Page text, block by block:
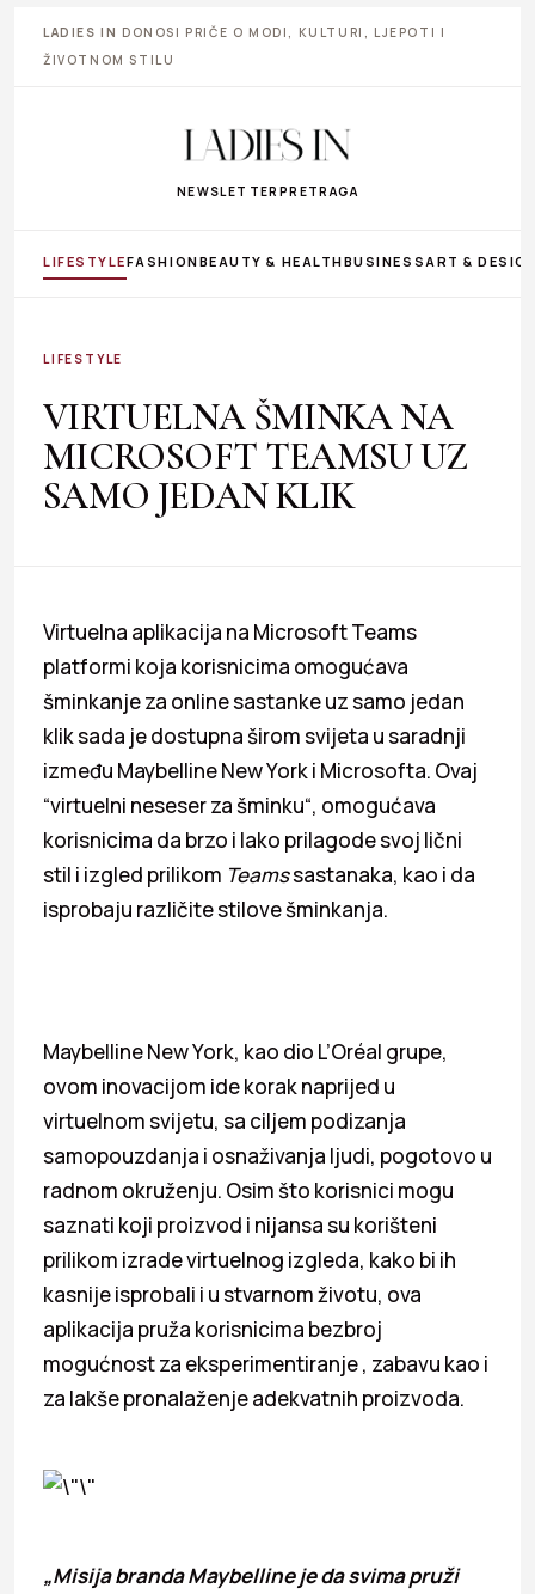
LADIES IN DONOSI PRIČE O MODI, KULTURI, LJEPOTI I
ŽIVOTNOM STILU
NEWSLETTER PRETRAGA
LIFESTYLEFASHIONBEAUTY & HEALTHBUSINESS ART &
LIFESTYLE
VIRTUELNA ŠMINKA NA
MICROSOFT TEAMSU UZ
SAMO JEDAN KLIK
Virtuelna aplikacija na Microsoft Teams
platformi koja korisnicima omogućava
šminkanje za online sastanke uz samo jedan
klik sada je dostupna širom svijeta u saradnji
između Maybelline New York i Microsofta. Ovaj
“virtuelni neseser za šminku“, omogućava
korisnicima da brzo i lako prilagode svoj lični
stil i izgled prilikom Teamssastanaka, kao i da
isprobaju različite stilove šminkanja.
Maybelline New York, kao dio L’Oréal grupe,
ovom inovacijom ide korak naprijed u
virtuelnom svijetu, sa ciljem podizanja
samopouzdanja i osnaživanja ljudi, pogotovo u
radnom okruženju. Osim što korisnici mogu
saznati koji proizvod i nijansa su korišteni
prilikom izrade virtuelnog izgleda, kako bi ih
kasnije isprobali i u stvarnom životu, ova
aplikacija pruža korisnicima bezbroj
mogućnost za eksperimentiranje , zabavu kao i
za lakše pronalaženje adekvatnih proizvoda.
„Misija branda Maybelline je da svima pruži